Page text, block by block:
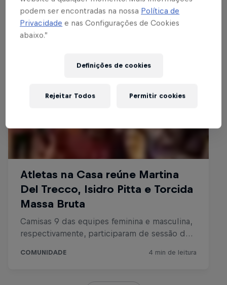
podem ser encontradas na nossa Política de
Privacidade e nas Configurações de Cookies
abaixo.”
Definições de cookies
Rejeitar Todos Permitir cookies